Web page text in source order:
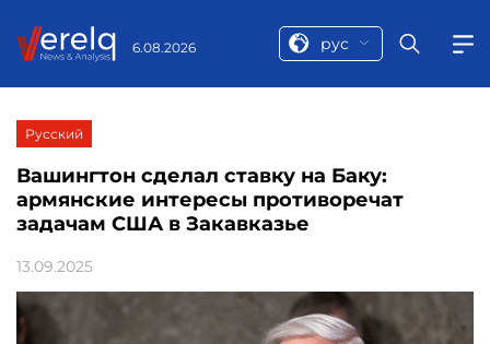
6.08.2026 рус
Русский
Вашингтон сделал ставку на Баку:
армянские интересы противоречат
задачам США в Закавказье
13.09.2025